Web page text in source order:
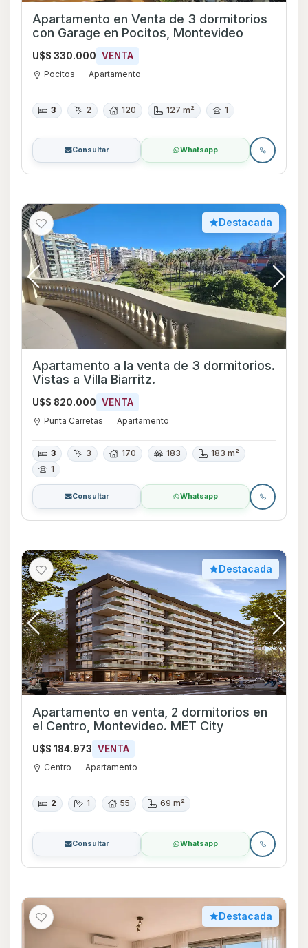
Apartamento en Venta de 3 dormitorios
con Garage en Pocitos, Montevideo
U$S 330.000 VENTA
Pocitos Apartamento
3 2 120 127 m² 1
Consultar Whatsapp
Destacada
Apartamento a la venta de 3 dormitorios.
Vistas a Villa Biarritz.
U$S 820.000 VENTA
Punta Carretas Apartamento
3 3 170 183
183 m²
1
Consultar Whatsapp
Destacada
Apartamento en venta, 2 dormitorios en
el Centro, Montevideo. MET City
U$S 184.973 VENTA
Centro Apartamento
2 1 55 69 m²
Consultar Whatsapp
Destacada